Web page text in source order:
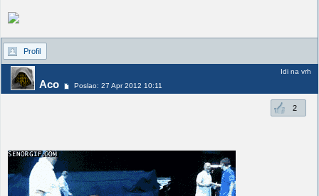
Profil
Aco Poslao: 27 Apr 2012 10:11
Idi na vrh
2